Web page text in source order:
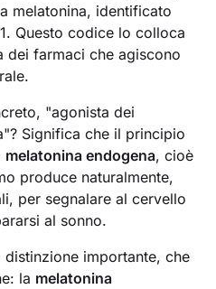
melatonina, identificato
Questo codice lo colloca
dei farmaci che agiscono
"agonista dei
Significa che il principio
melatonina endogena, cioè
produce naturalmente,
per segnalare al cervello
al sonno.
distinzione importante, che
la melatonina